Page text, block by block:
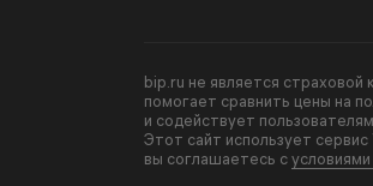
bip.ru не является страховой
помогает сравнить цены на
и содействует
Этот сайт использует
вы соглашаетесь с